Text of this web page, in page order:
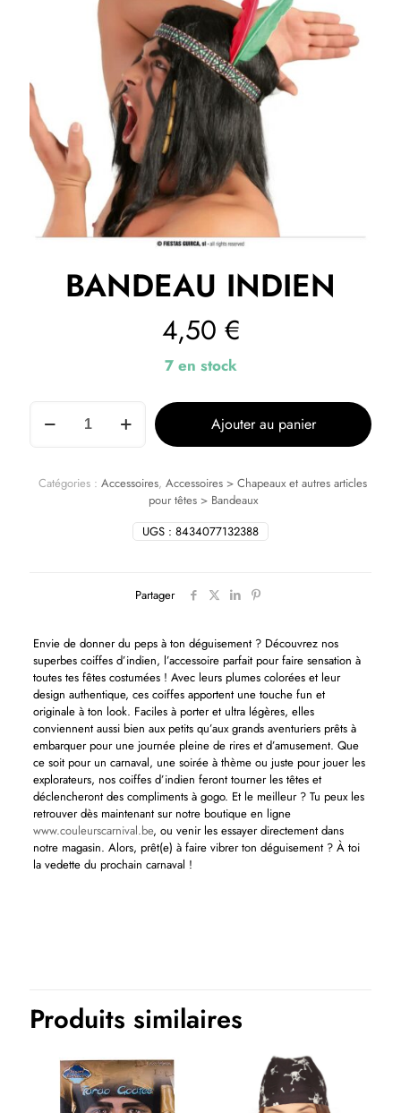
BANDEAU INDIEN
4,50 €
7 en stock
Ajouter au panier
UGS : 8434077132388
Catégories : Accessoires, Accessoires > Chapeaux et autres articles
pour têtes > Bandeaux
Partager
Envie de donner du peps à ton déguisement ? Découvrez nos
superbes coiffes d’indien, l’accessoire parfait pour faire sensation à
toutes tes fêtes costumées ! Avec leurs plumes colorées et leur
design authentique, ces coiffes apportent une touche fun et
originale à ton look. Faciles à porter et ultra légères, elles
conviennent aussi bien aux petits qu’aux grands aventuriers prêts à
embarquer pour une journée pleine de rires et d’amusement. Que
ce soit pour un carnaval, une soirée à thème ou juste pour jouer les
explorateurs, nos coiffes d’indien feront tourner les têtes et
déclencheront des compliments à gogo. Et le meilleur ? Tu peux les
retrouver dès maintenant sur notre boutique en ligne
www.couleurscarnival.be, ou venir les essayer directement dans
notre magasin. Alors, prêt(e) à faire vibrer ton déguisement ? À toi
la vedette du prochain carnaval !
Produits similaires